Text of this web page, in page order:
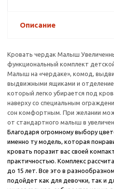
Описание
Кровать чердак Малыш
функциональный комплект
Малыш на «чердаке», комод,
выдвижными ящиками и отделение
который легко убирается под
наверху со специальным
сон комфортным. При желании
от стандартного малыш в
Благодаря огромному выбору
именно ту модель, которая
кровать поразит вас своей
практичностью. Комплекс
до 15 лет. Все это в
подойдет как для девочки, так и